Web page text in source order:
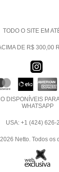
TODO O SITE EM
DE R$ 300,00
DISPONÍVEIS
WHATSAPP
USA: +1 (424) 626-
Netto. Todos os